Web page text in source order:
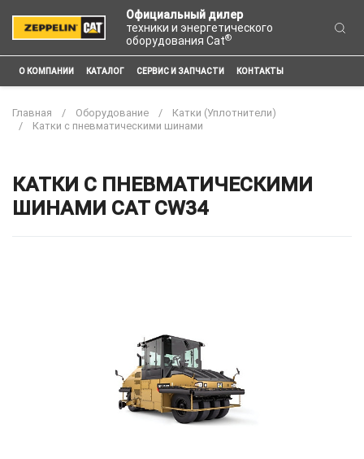
Официальный дилер
техники и энергетического
оборудования Cat®
О КОМПАНИИ КАТАЛОГ СЕРВИС И ЗАПЧАСТИ КОНТАКТЫ
Главная Оборудование
Катки (Уплотнители)
Катки с пневматическими шинами
КАТКИ С ПНЕВМАТИЧЕСКИМИ
ШИНАМИ CAT CW34